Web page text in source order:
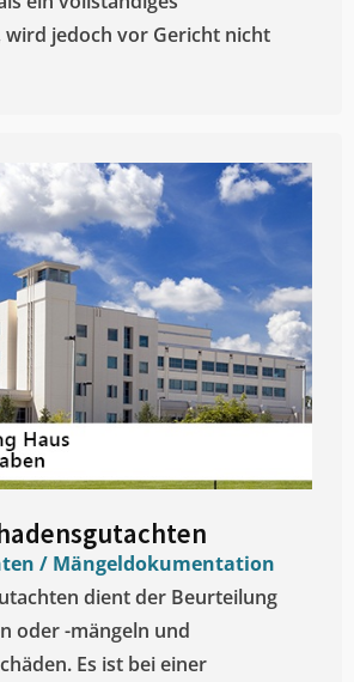
jedoch vor Gericht nicht
/ Mängeldokumentation
dient der Beurteilung
oder -mängeln und
Es ist bei einer